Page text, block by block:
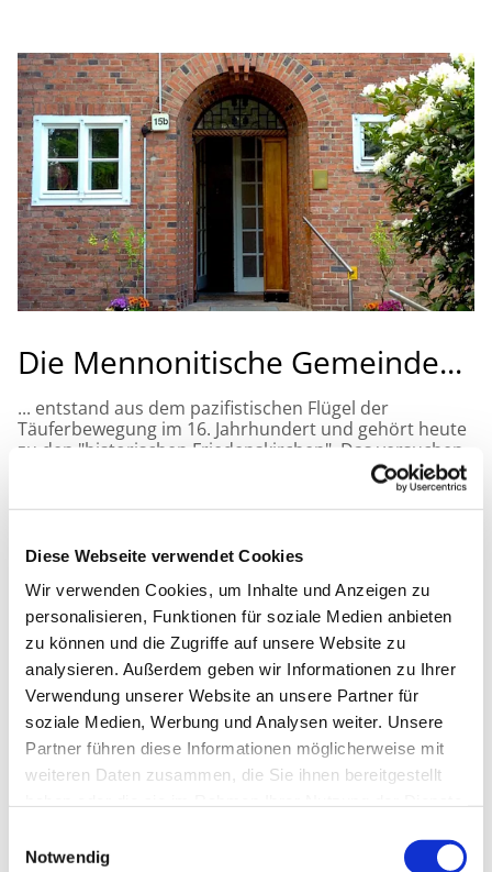
Diese Webseite verwendet Cookies
Wir verwenden Cookies, um Inhalte und Anzeigen zu
personalisieren, Funktionen für soziale Medien anbieten
zu können und die Zugriffe auf unsere Website zu
analysieren. Außerdem geben wir Informationen zu Ihrer
Verwendung unserer Website an unsere Partner für
soziale Medien, Werbung und Analysen weiter. Unsere
Partner führen diese Informationen möglicherweise mit
weiteren Daten zusammen, die Sie ihnen bereitgestellt
Notwendig
Die Mennonitische Gemeinde...
... entstand aus dem pazifistischen Flügel der
Täuferbewegung im 16. Jahrhundert und gehört heute
zu den "historischen Friedenskirchen". Das versuchen
wir als Berliner Mennoniten Gemeinde, die wir eine
sehr bunt gemischte Gruppe sind, mit unseren
Möglichkeiten durchzubuchstabieren. Bei uns findet
Gemeindehaus, dem "Menno-Heim", Möglichkeiten zu
genutzt wird.
Promenadenstraße 15b, 12207 Berlin-Lichterfelde
mehr..